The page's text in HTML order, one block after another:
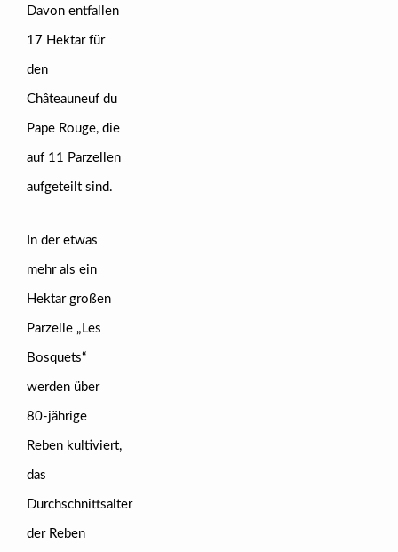
Davon entfallen
17 Hektar für
den
Châteauneuf du
Pape Rouge, die
auf 11 Parzellen
aufgeteilt sind.
In der etwas
mehr als ein
Hektar großen
Parzelle „Les
Bosquets“
werden über
80-jährige
Reben kultiviert,
das
Durchschnittsalter
der Reben